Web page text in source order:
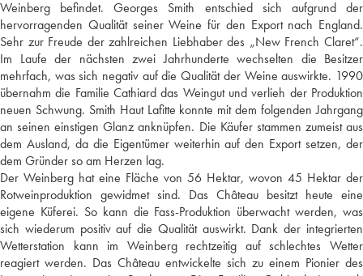
Weinberg befindet. Georges Smith entschied sich aufgrund der
hervorragenden Qualität seiner Weine für den Export nach England.
Sehr zur Freude der zahlreichen Liebhaber des „New French Claret“.
Im Laufe der nächsten zwei Jahrhunderte wechselten die Besitzer
mehrfach, was sich negativ auf die Qualität der Weine auswirkte. 1990
übernahm die Familie Cathiard das Weingut und verlieh der Produktion
neuen Schwung. Smith Haut Lafitte konnte mit dem folgenden Jahrgang
an seinen einstigen Glanz anknüpfen. Die Käufer stammen zumeist aus
dem Ausland, da die Eigentümer weiterhin auf den Export setzen, der
dem Gründer so am Herzen lag.
Der Weinberg hat eine Fläche von 56 Hektar, wovon 45 Hektar der
Rotweinproduktion gewidmet sind. Das Château besitzt heute eine
eigene Küferei. So kann die Fass-Produktion überwacht werden, was
sich wiederum positiv auf die Qualität auswirkt. Dank der integrierten
Wetterstation kann im Weinberg rechtzeitig auf schlechtes Wetter
reagiert werden. Das Château entwickelte sich zu einem Pionier des